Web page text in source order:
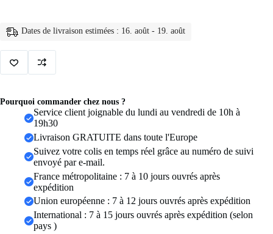
DESIGN
nouvelle
rond
grande
boucles
d'oreilles
femmes
cadeau
tempérament
cubique
Eardrop
Dates de livraison estimées : 16. août - 19. août
Pourquoi commander chez nous ?
Service client joignable du lundi au vendredi de 10h à
19h30
Livraison GRATUITE dans toute l'Europe
Suivez votre colis en temps réel grâce au numéro de suivi
envoyé par e-mail.
France métropolitaine : 7 à 10 jours ouvrés après
expédition
Union européenne : 7 à 12 jours ouvrés après expédition
International : 7 à 15 jours ouvrés après expédition (selon
pays )